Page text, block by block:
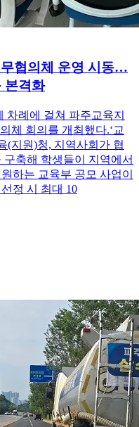
협의체 운영 시동…
본격화
차례에 걸쳐 파주교육지
체 회의를 개최했다.‘교
(지원)청, 지역사회가 협
축해 학생들이 지역에서
하는 교육부 공모 사업이
정 시 최대 10